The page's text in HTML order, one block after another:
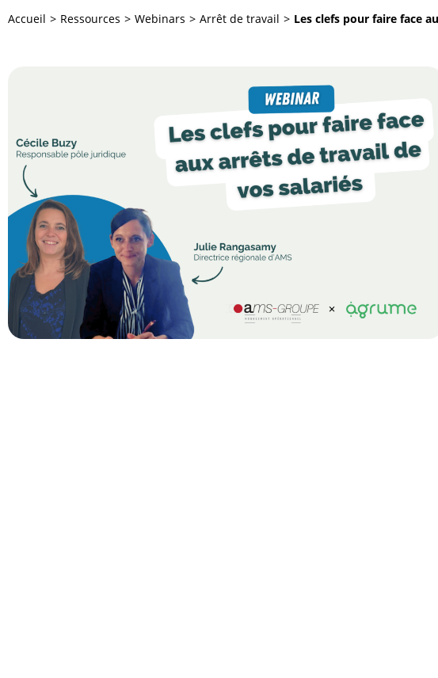
Accueil Ressources Webinars Arrêt de travail Les clefs pour faire face